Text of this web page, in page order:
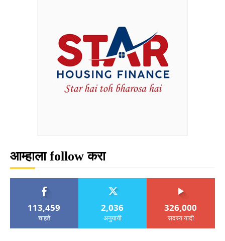
आम्हाला follow करा
113,459
चाहते
2,036
अनुयायी
326,000
सदस्य यादी